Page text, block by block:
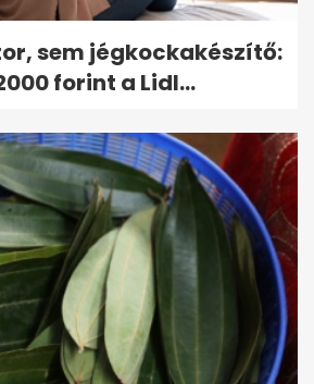
sem jégkockakészítő:
forint a Lidl...